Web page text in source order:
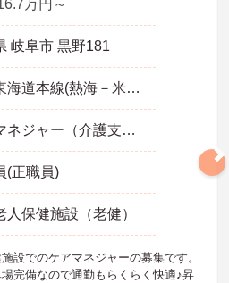
万円～
岐阜市 黒野181
ＪＲ東海道本線(熱海－米原)「岐阜駅」バス・車18分
ケアマネジャー（介護支援専門員）必須 普通自動車免許必須 経験必須
(正職員)
人保健施設（老健）
設でのケアマネジャーの募集です。
完備なので通勤もらくらく快適♪昇